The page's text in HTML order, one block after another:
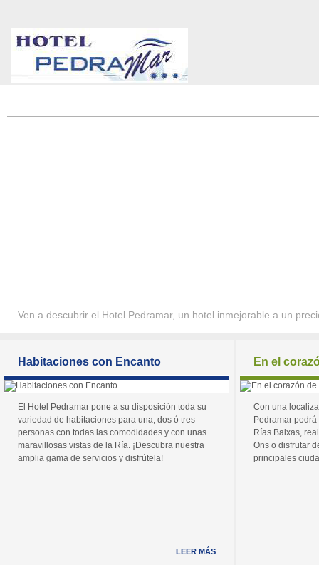
Ven a descubrir el Hotel Pedramar, un hotel inmejorable a un
Habitaciones con Encanto
El Hotel Pedramar pone a su disposición toda su
variedad de habitaciones para una, dos ó tres
personas con todas las comodidades y con unas
maravillosas vistas de la Ría. ¡Descubra nuestra
amplia gama de servicios y disfrútela!
LEER MÁS
En el
Con una
Pedramar
Rías Baixas,
Ons o disfrutar
principales